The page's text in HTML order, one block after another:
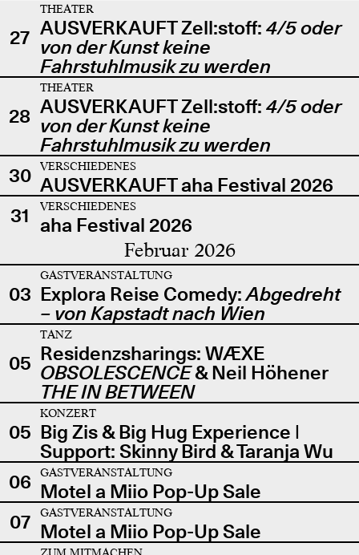
27
THEATER
AUSVERKAUFT Zell:stoff: 4/5 oder
von der Kunst keine
Fahrstuhlmusik zu werden
28
THEATER
AUSVERKAUFT Zell:stoff: 4/5 oder
von der Kunst keine
Fahrstuhlmusik zu werden
30
VERSCHIEDENES
AUSVERKAUFT aha Festival 2026
31
VERSCHIEDENES
aha Festival 2026
Februar 2026
03
GASTVERANSTALTUNG
Explora Reise Comedy:Abgedreht
– von Kapstadt nach Wien
05
TANZ
Residenzsharings: WÆXE
OBSOLESCENCE& Neil Höhener
THE IN BETWEEN
05
KONZERT
Big Zis & Big Hug Experience |
Support: Skinny Bird & Taranja Wu
06
GASTVERANSTALTUNG
Motel a Miio Pop-Up Sale
07
GASTVERANSTALTUNG
Motel a Miio Pop-Up Sale